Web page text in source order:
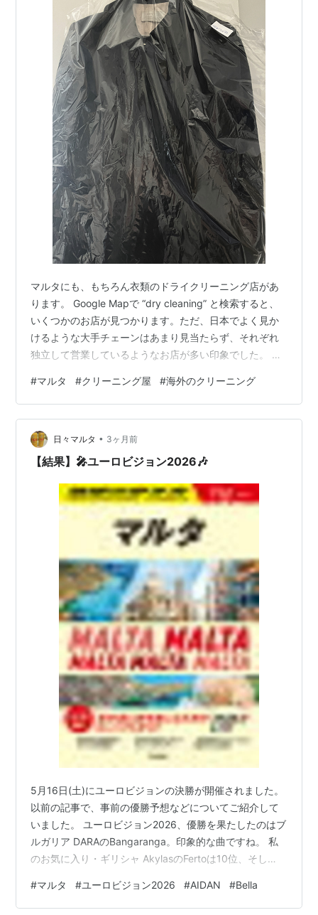
マルタにも、もちろん衣類のドライクリーニング店があ
ります。 Google Mapで “dry cleaning” と検索すると、
いくつかのお店が見つかります。ただ、日本でよく見か
けるような大手チェーンはあまり見当たらず、それぞれ
独立して営業しているようなお店が多い印象でした。 今
します。 今回お願いしたのは、ジャケットと冬物のコー
ト。季節の変わり目ということもあり、まとめてクリー
ニングに出してみることにしました。 【依頼時】 品物を
お店のカウンターに出すと、取れそうなボタンがないか
など簡単に衣類のチェックをされましたが、タグで素材
#マルタ #クリーニング屋 #海外のクリーニング
日々マルタ • 3ヶ月前
【結果】🎤ユーロビジョン2026🎶
5月16日(土)にユーロビジョンの決勝が開催されました。
以前の記事で、事前の優勝予想などについてご紹介して
いました。 ユーロビジョン2026、優勝を果たしたのはブ
ルガリア DARAのBangaranga。印象的な曲ですね。 私
のお気に入り・ギリシャ AkylasのFertoは10位、そし
のパフォーマンスはとてもよかったので結果は残念です
が、ファイナルで観ることができただけでも満足です。
#マルタ #ユーロビジョン2026 #AIDAN #Bella